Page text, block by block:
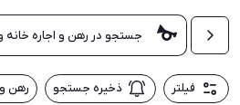
فیلتر ذخیره جستجو رهن و